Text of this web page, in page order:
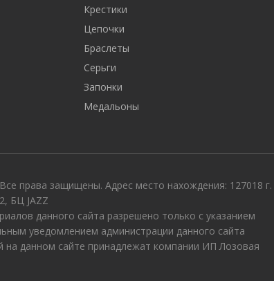
Крестики
Цепочки
Браслеты
Серьги
Запонки
Медальоны
права защищены. Адрес место нахождения: 127018 г.
БЦ JAZZ
данного сайта разрешено только с указанием
уведомлением администрации данного сайта
на данном сайте принадлежат компании ИП Лозовая